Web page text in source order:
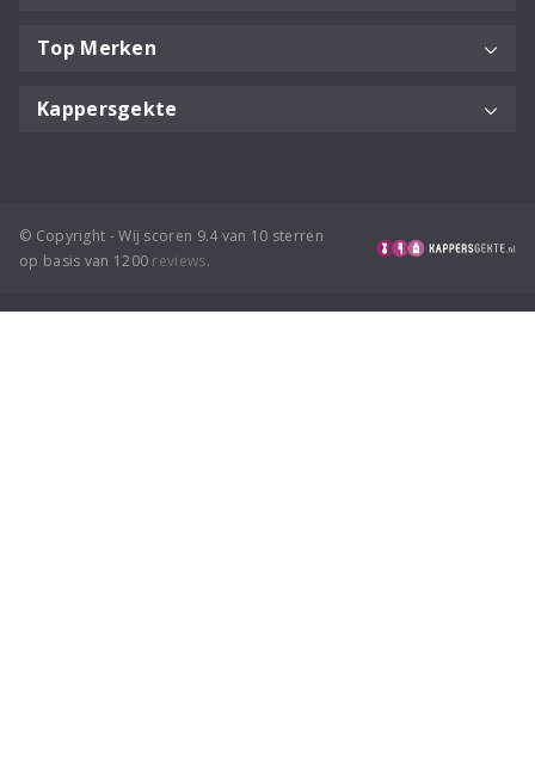
Top Merken
Kappersgekte
© Copyright - Wij scoren 9.4 van 10 sterren
op basis van 1200 reviews.